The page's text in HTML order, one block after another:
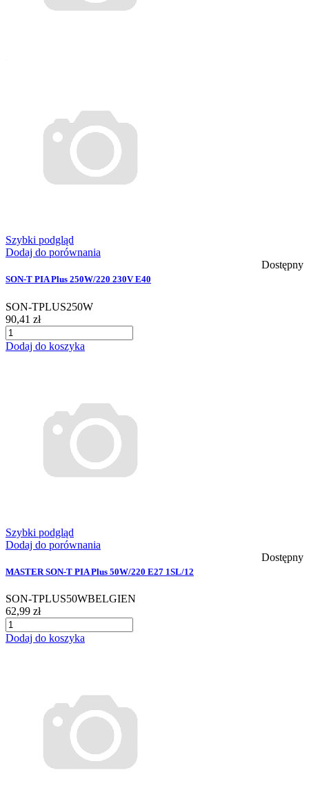
Szybki podgląd
Dodaj do porównania
Dostępny
SON-T PIA Plus 250W/220 230V E40
SON-TPLUS250W
90,41 zł
Dodaj do koszyka
Szybki podgląd
Dodaj do porównania
Dostępny
MASTER SON-T PIA Plus 50W/220 E27 1SL/12
SON-TPLUS50WBELGIEN
62,99 zł
Dodaj do koszyka